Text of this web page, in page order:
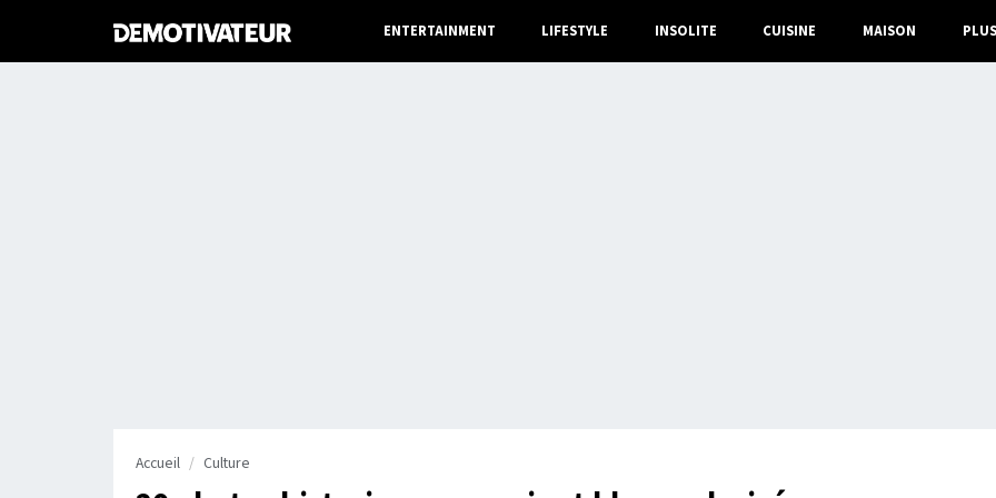
ENTERTAINMENT LIFESTYLE INSOLITE CUISINE MAISON PLUS
Accueil Culture